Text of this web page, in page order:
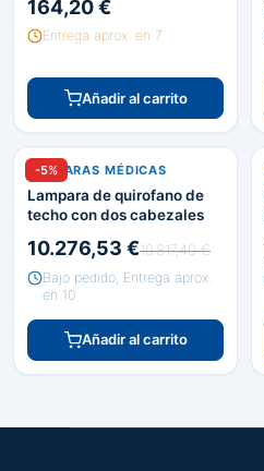
164,20 €
Entrega aprox. en 7
Añadir al carrito
-5%
LÁMPARAS MÉDICAS
Lampara de quirofano de
techo con dos cabezales
10.276,53 €10.817,40 €
Bajo pedido, Entrega aprox.
en 10
Añadir al carrito